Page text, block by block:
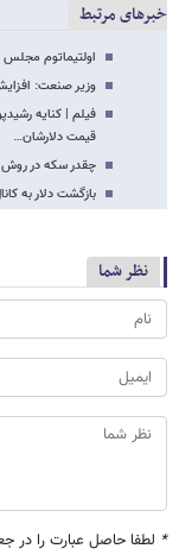
خبرهای مرتبط
اولتیماتوم مجلس
وزیر صنعت:
فیلم | کنایه
قیمت دلارشان…
چقدر سکه در
بازگشت دلار به کانال ۴.۶۰۰ تومانی/ ریزش
نظر شما
* لطفا حاصل عبارت را در